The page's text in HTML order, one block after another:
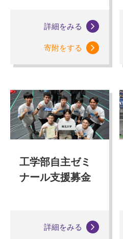
詳細をみる
寄附をする
工学部自主ゼミ
ナール支援募金
詳細をみる